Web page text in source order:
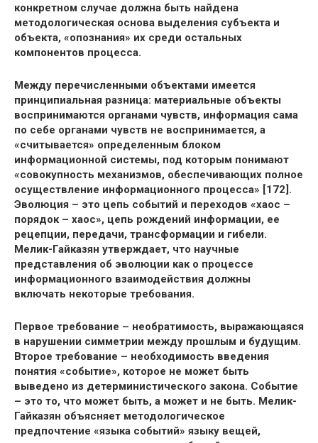
конкретном случае должна быть найдена
методологическая основа выделения субъекта и
объекта, «опознания» их среди остальных
компонентов процесса.
Между перечисленными объектами имеется
принципиальная разница: материальные объекты
воспринимаются органами чувств, информация сама
по себе органами чувств не воспринимается, а
«считывается» определенным блоком
информационной системы, под которым понимают
«совокупность механизмов, обеспечивающих полное
осуществление информационного процесса» [172].
Эволюция – это цепь событий и переходов «хаос –
порядок – хаос», цепь рождений информации, ее
рецепции, передачи, трансформации и гибели.
Мелик-Гайказян утверждает, что научные
представления об эволюции как о процессе
информационного взаимодействия должны
включать некоторые требования.
Первое требование – необратимость, выражающаяся
в нарушении симметрии между прошлым и будущим.
Второе требование – необходимость введения
понятия «событие», которое не может быть
выведено из детерминистического закона. Событие
– это то, что может быть, а может и не быть. Мелик-
Гайказян объясняет методологическое
предпочтение «языка событий» языку вещей,